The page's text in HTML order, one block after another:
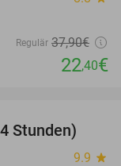
Regulär 37,90€
22,40€
39%
Stunden)
9.9 star